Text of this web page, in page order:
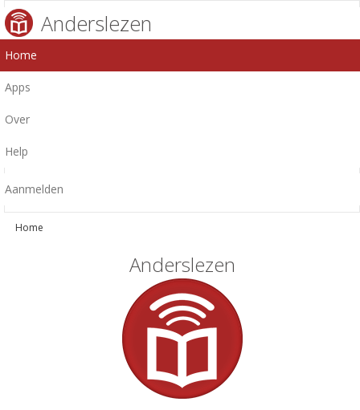
Anderslezen
Home
Apps
Over
Help
Aanmelden
Home
Anderslezen